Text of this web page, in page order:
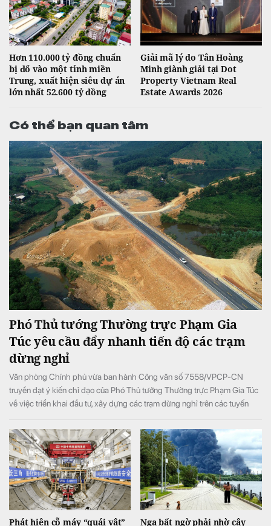
Hơn 110.000 tỷ đồng chuẩn
bị đổ vào một tỉnh miền
Trung, xuất hiện siêu dự án
lớn nhất 52.600 tỷ đồng
Giải mã lý do Tân Hoàng
Minh giành giải tại Dot
Property Vietnam Real
Estate Awards 2026
Có thể bạn quan tâm
Phó Thủ tướng Thường trực Phạm Gia
Túc yêu cầu đẩy nhanh tiến độ các trạm
dừng nghỉ
Văn phòng Chính phủ vừa ban hành Công văn số 7558/VPCP-CN
truyền đạt ý kiến chỉ đạo của Phó Thủ tướng Thường trực Phạm Gia Túc
về việc triển khai đầu tư, xây dựng các trạm dừng nghỉ trên các tuyến
Phát hiện cỗ máy “quái vật”
Nga bất ngờ phải nhờ cậy